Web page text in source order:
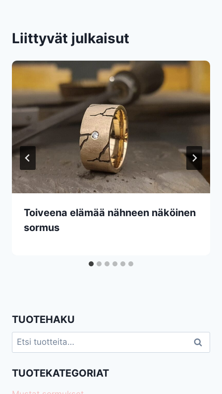
Liittyvät julkaisut
Toiveena elämää nähneen näköinen
sormus
TUOTEHAKU
Etsi: Haku
TUOTEKATEGORIAT